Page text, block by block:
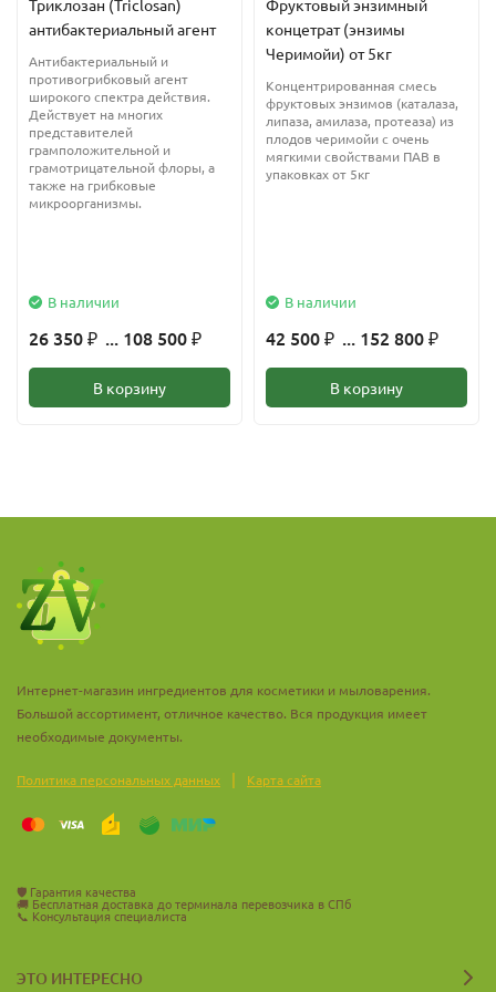
вязкий, но нет горечи. Напиток более крепкий по сравнению с
китайским чаем, но более мягкий, чем цейлонский чай.
Для порции чая достаточно добавить 1 чайную ложку заварки.
Настаивается в течение пяти - семи минут. Пьют после
остужения с добавлением лимона, сухофруктов. При
добавлении молока, меда, мяты, чабреца приятное
герметичными крышками. Правильное хранение убережет чай
от влаги и запахов посторонних, сохранит его вкусовые
Триклозан (Triclosan)
антибактериальный агент
Антибактериальный и
противогрибковый агент
широкого спектра действия.
Действует на многих
представителей
грамположительной и
грамотрицательной флоры, а
также на грибковые
микроорганизмы.
В наличии
26 350 ₽ ... 108 500 ₽
В корзину
Фруктовый энзимный
концетрат (энзимы
Черимойи) от 5кг
Концентрированная смесь
фруктовых энзимов (каталаза,
липаза, амилаза, протеаза) из
плодов черимойи с очень
мягкими свойствами ПАВ в
упаковках от 5кг
В наличии
42 500 ₽ ... 152 800 ₽
В корзину
Интернет-магазин ингредиентов для косметики и мыловарения.
Большой ассортимент, отличное качество. Вся продукция имеет
необходимые документы.
Политика персональных данных | Карта сайта
🛡️ Гарантия качества
🚚 Бесплатная доставка до терминала перевозчика в СПб
📞 Консультация специалиста
ЭТО ИНТЕРЕСНО